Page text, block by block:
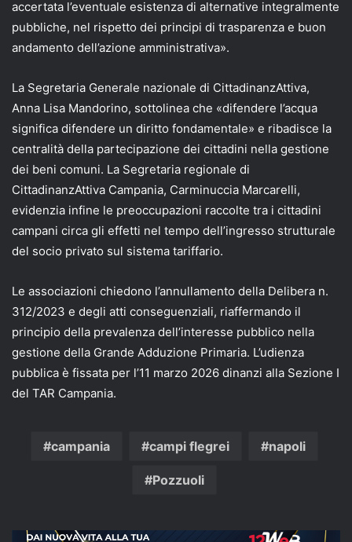
accertata l’eventuale esistenza di alternative integralmente
pubbliche, nel rispetto dei principi di trasparenza e buon
andamento dell’azione amministrativa».
La Segretaria Generale nazionale di CittadinanzAttiva,
Anna Lisa Mandorino, sottolinea che «difendere l’acqua
significa difendere un diritto fondamentale» e ribadisce la
centralità della partecipazione dei cittadini nella gestione
dei beni comuni. La Segretaria regionale di
CittadinanzAttiva Campania, Carminuccia Marcarelli,
evidenzia infine le preoccupazioni raccolte tra i cittadini
campani circa gli effetti nel tempo dell’ingresso strutturale
del socio privato sul sistema tariffario.
Le associazioni chiedono l’annullamento della Delibera n.
312/2023 e degli atti conseguenziali, riaffermando il
principio della prevalenza dell’interesse pubblico nella
gestione della Grande Adduzione Primaria. L’udienza
pubblica è fissata per l’11 marzo 2026 dinanzi alla Sezione I
del TAR Campania.
campania campi flegrei napoli
Pozzuoli